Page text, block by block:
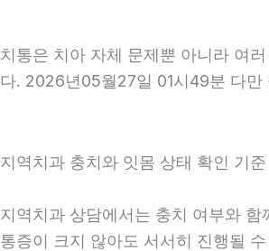
치통은 치아 자체 문제뿐 아니라 여
다. 2026년05월27일 01시49분 다
지역치과 충치와 잇몸 상태 확인 기준
지역치과 상담에서는 충치 여부와
통증이 크지 않아도 서서히 진행될